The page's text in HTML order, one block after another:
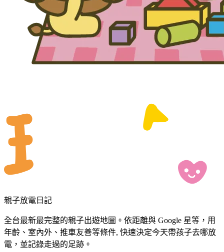
親子放電日記
全台最新最完整的親子出遊地圖。依距離與 Google 星等，用
年齡、室內外、推車友善等條件, 快速決定今天帶孩子去哪放
電，並記錄走過的足跡。